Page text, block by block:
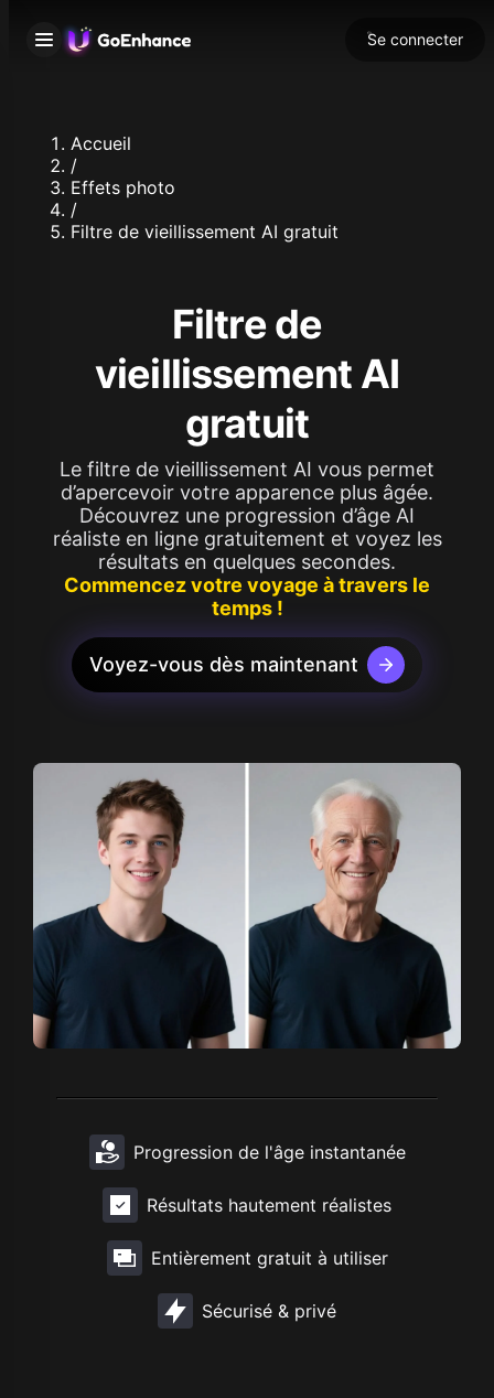
Se connecter
Accueil
/
Effets photo
/
Filtre de vieillissement AI gratuit
Filtre de
vieillissement AI
gratuit
Le filtre de vieillissement AI vous permet
d’apercevoir votre apparence plus âgée.
Découvrez une progression d’âge AI
réaliste en ligne gratuitement et voyez les
résultats en quelques secondes.
Commencez votre voyage à travers le
temps !
Voyez-vous dès maintenant
Progression de l'âge instantanée
Résultats hautement réalistes
Entièrement gratuit à utiliser
Sécurisé & privé